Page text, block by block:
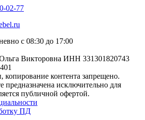
02-77
с 08:30 до 17:00
Викторовна ИНН 331301820743
контента запрещено.
предназначена исключительно для
публичной офертой.
ПД